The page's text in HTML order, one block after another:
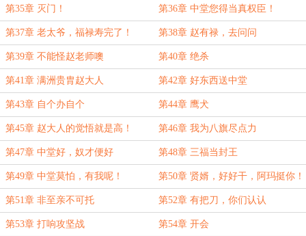
第35章 灭门！ 第36章 中堂您得当真权臣！
第37章 老太爷，福禄寿完了！ 第38章 赵有禄，去问问
第39章 不能怪赵老师噢 第40章 绝杀
第41章 满洲贵胄赵大人 第42章 好东西送中堂
第43章 自个办自个 第44章 鹰犬
第45章 赵大人的觉悟就是高！ 第46章 我为八旗尽点力
第47章 中堂好，奴才便好 第48章 三福当封王
第49章 中堂莫怕，有我呢！ 第50章 贤婿，好好干，阿玛挺你！
第51章 非至亲不可托 第52章 有把刀，你们认认
第53章 打响攻坚战 第54章 开会